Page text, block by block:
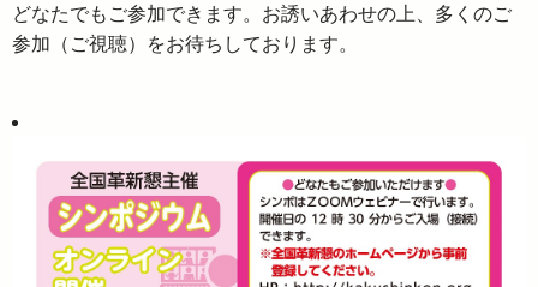
どなたでもご参加できます。お誘いあわせの上、多くのご
参加（ご視聴）をお待ちしております。